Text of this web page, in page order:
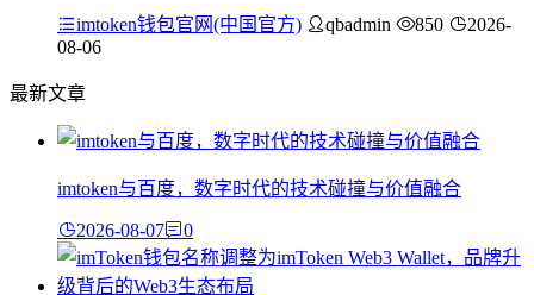
imtoken钱包官网(中国官方) qbadmin 850
2026-
08-06
最新文章
imtoken与百度，数字时代的技术碰撞与价值融合
2026-08-07 0